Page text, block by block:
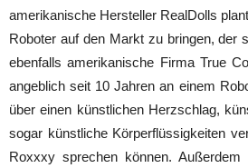
amerikanische Hersteller RealDolls
Roboter auf den Markt zu bringen, der
ebenfalls amerikanische Firma True
angeblich seit 10 Jahren an einem
über einen künstlichen Herzschlag,
sogar künstliche Körperflüssigkeiten
Roxxxy sprechen können.